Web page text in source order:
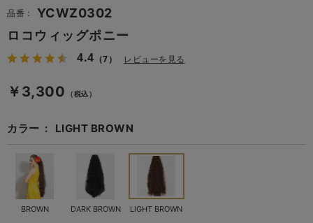
品番：
YCWZ0302
ロコウィッグポニー
4.4 （7） レビューを見る
￥3,300 （税込）
カラー LIGHT BROWN
BROWN DARK BROWN LIGHT BROWN